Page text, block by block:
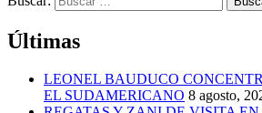
Últimas
LEONEL BAUDUCO
EL SUDAMERICANO 8 agosto,